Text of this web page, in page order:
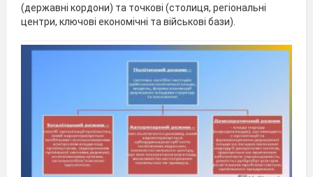
(державні кордони) та точкові (столиця, регіональні
центри, ключові економічні та військові бази).